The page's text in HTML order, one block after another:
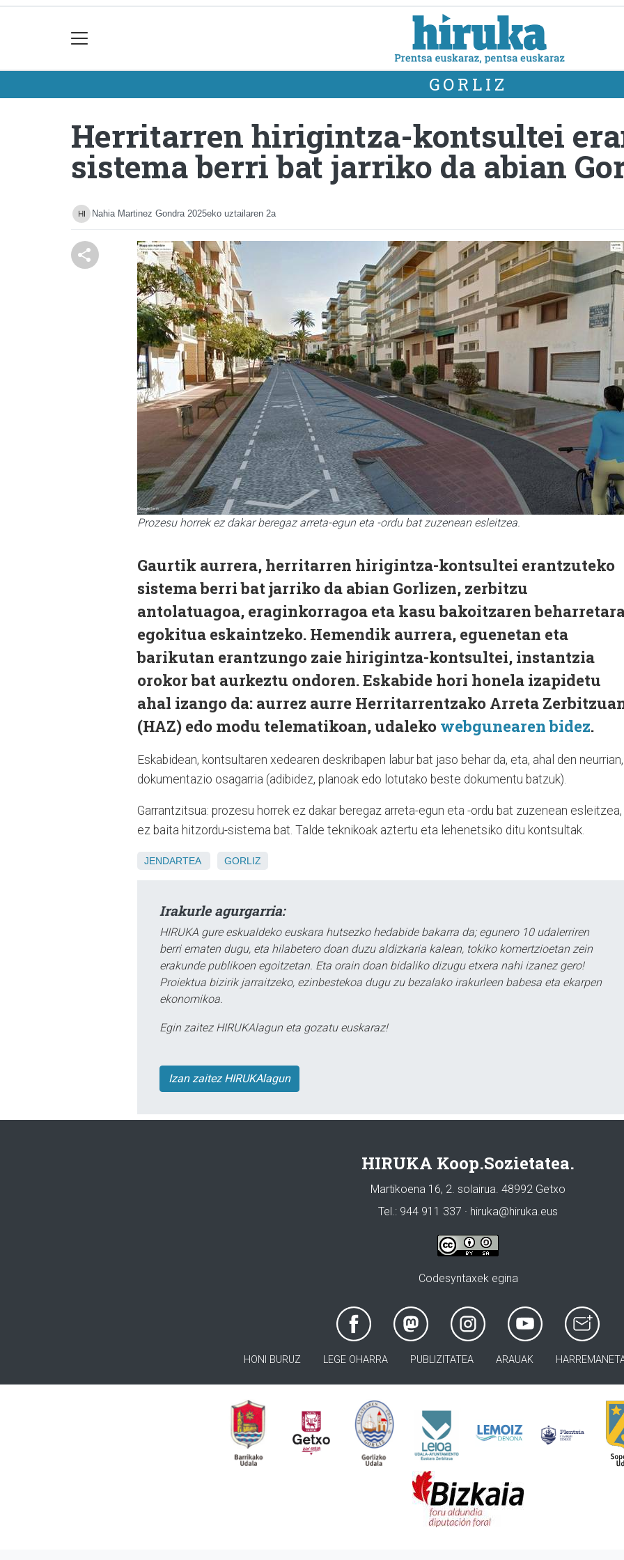
GORLIZ
Herritarren hirigintza-kontsultei
sistema berri bat jarriko da abian
Nahia Martinez Gondra 2025eko uztailaren 2a
Prozesu horrek ez dakar beregaz arreta-egun eta -ordu bat zuzenean esleitzea.
Gaurtik aurrera, herritarren hirigintza-kontsultei erantzuteko
sistema berri bat jarriko da abian Gorlizen, zerbitzu
antolatuagoa, eraginkorragoa eta kasu bakoitzaren
egokitua eskaintzeko. Hemendik aurrera, eguenetan eta
barikutan erantzungo zaie hirigintza-kontsultei, instantzia
orokor bat aurkeztu ondoren. Eskabide hori honela izapidetu
ahal izango da: aurrez aurre Herritarrentzako Arreta
(HAZ) edo modu telematikoan, udaleko webgunearen bidez​.
Eskabidean, kontsultaren xedearen deskribapen labur bat jaso behar da, eta, ahal den neurrian,
dokumentazio osagarria (adibidez, planoak edo lotutako beste dokumentu batzuk).
Garrantzitsua: prozesu horrek ez dakar beregaz arreta-egun eta -ordu bat zuzenean esleitzea,
ez baita hitzordu-sistema bat. Talde teknikoak aztertu eta lehenetsiko ditu kontsultak.
JENDARTEA GORLIZ
Irakurle agurgarria:
HIRUKA gure eskualdeko euskara hutsezko hedabide bakarra da; egunero 10 udalerriren
berri ematen dugu, eta hilabetero doan duzu aldizkaria kalean, tokiko komertzioetan zein
erakunde publikoen egoitzetan. Eta orain doan bidaliko dizugu etxera nahi izanez gero!
Proiektua bizirik jarraitzeko, ezinbestekoa dugu zu bezalako irakurleen babesa eta ekarpen
ekonomikoa.
Egin zaitez HIRUKAlagun eta gozatu euskaraz!
Izan zaitez HIRUKAlagun
HIRUKA Koop.Sozietatea.
Martikoena 16, 2. solairua. 48992 Getxo
Tel.: 944 911 337 · hiruka@hiruka.eus
Codesyntaxek egina
HONI BURUZ LEGE OHARRA PUBLIZITATEA ARAUAK